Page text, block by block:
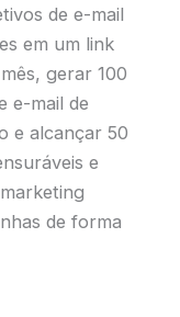
de e-mail
em um link
gerar 100
e-mail de
e alcançar 50
e
de forma